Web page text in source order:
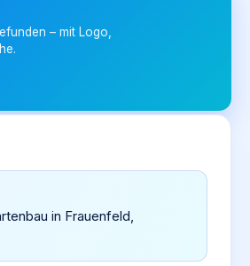
– mit Logo,
in Frauenfeld,